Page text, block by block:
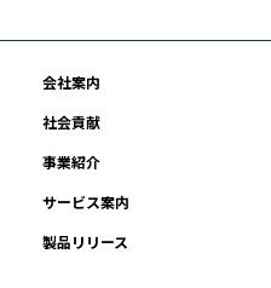
会社案内
社会貢献
事業紹介
サービス案内
製品リリース